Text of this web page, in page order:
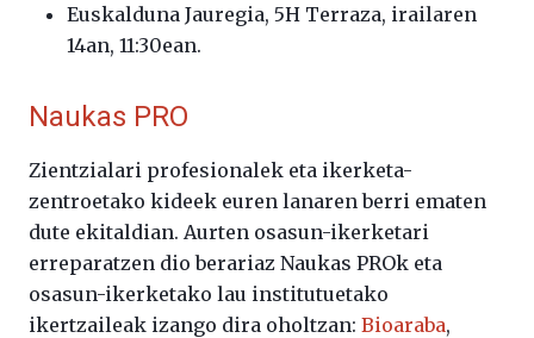
Euskalduna Jauregia, 5H Terraza, irailaren
14an, 11:30ean.
Naukas PRO
Zientzialari profesionalek eta ikerketa-
zentroetako kideek euren lanaren berri ematen
dute ekitaldian. Aurten osasun-ikerketari
erreparatzen dio berariaz Naukas PROk eta
osasun-ikerketako lau institutuetako
ikertzaileak izango dira oholtzan: Bioaraba,